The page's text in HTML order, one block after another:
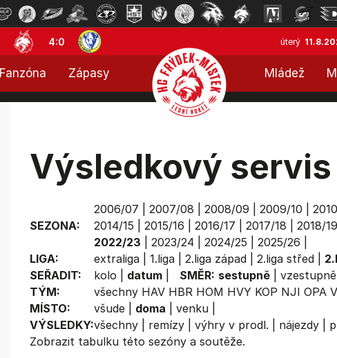
4:0 úterý
Fanzóna Zápasy Mládež
Výsledkový servis
SEZONA:
2006/07 2007/08 2008/09 2009/10
2014/15
2015/16 2016/17 2017/18 2018/19
2022/23
2023/24 2024/25 2025/26
LIGA:
extraliga| 1.liga| 2.liga západ| 2.liga střed|
SEŘADIT:
kolo datum| SMĚR: sestupně| vzestupně|
TÝM:
všechny HAV HBR HOM HVY KOP NJI OPA
MÍSTO:
všude| doma venku|
VÝSLEDKY:všechny| remízy| výhry v prodl. nájezdy|
Zobrazit tabulkutéto sezóny a soutěže.